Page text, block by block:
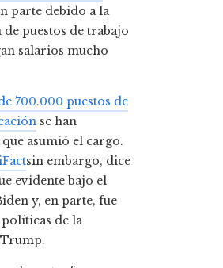
parte debido a la
puestos de trabajo
salarios mucho
700.000 puestos de
se han
asumió el cargo.
sin embargo, dice
evidente bajo el
y, en parte, fue
de la